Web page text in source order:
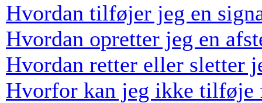
Hvordan tilføjer jeg en
Hvordan opretter jeg en
Hvordan retter eller sletter
Hvorfor kan jeg ikke tilføje